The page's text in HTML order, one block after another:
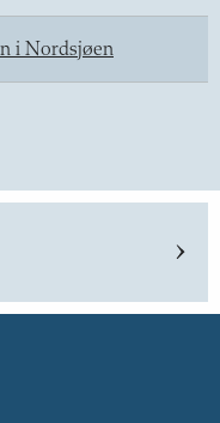
i Nordsjøen